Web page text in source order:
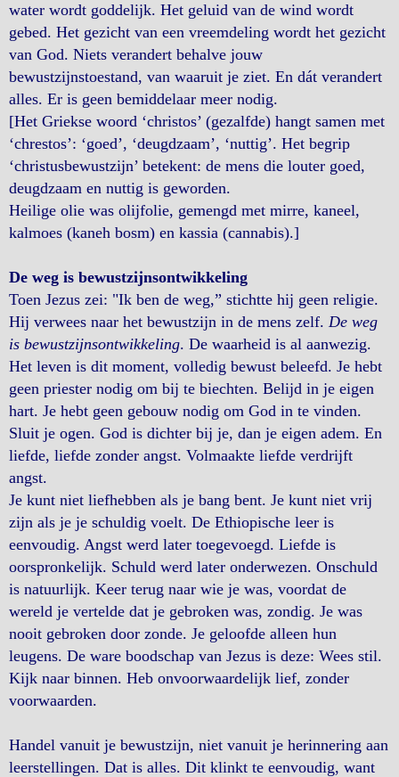
water wordt goddelijk. Het geluid van de wind wordt
gebed. Het gezicht van een vreemdeling wordt het gezicht
van God. Niets verandert behalve jouw
bewustzijnstoestand, van waaruit je ziet. En dát verandert
alles. Er is geen bemiddelaar meer nodig.
[Het Griekse woord ‘christos’ (gezalfde) hangt samen met
‘chrestos’: ‘goed’, ‘deugdzaam’, ‘nuttig’. Het begrip
‘christusbewustzijn’ betekent: de mens die louter goed,
deugdzaam en nuttig is geworden.
Heilige olie was olijfolie, gemengd met mirre, kaneel,
kalmoes (kaneh bosm) en kassia (cannabis).]
De weg is bewustzijnsontwikkeling
Toen Jezus zei: "Ik ben de weg,” stichtte hij geen religie.
Hij verwees naar het bewustzijn in de mens zelf. De weg
is bewustzijnsontwikkeling. De waarheid is al aanwezig.
Het leven is dit moment, volledig bewust beleefd. Je hebt
geen priester nodig om bij te biechten. Belijd in je eigen
hart. Je hebt geen gebouw nodig om God in te vinden.
Sluit je ogen. God is dichter bij je, dan je eigen adem. En
liefde, liefde zonder angst. Volmaakte liefde verdrijft
angst.
Je kunt niet liefhebben als je bang bent. Je kunt niet vrij
zijn als je je schuldig voelt. De Ethiopische leer is
eenvoudig. Angst werd later toegevoegd. Liefde is
oorspronkelijk. Schuld werd later onderwezen. Onschuld
is natuurlijk. Keer terug naar wie je was, voordat de
wereld je vertelde dat je gebroken was, zondig. Je was
nooit gebroken door zonde. Je geloofde alleen hun
leugens. De ware boodschap van Jezus is deze: Wees stil.
Kijk naar binnen. Heb onvoorwaardelijk lief, zonder
voorwaarden.
Handel vanuit je bewustzijn, niet vanuit je herinnering aan
leerstellingen. Dat is alles. Dit klinkt te eenvoudig, want